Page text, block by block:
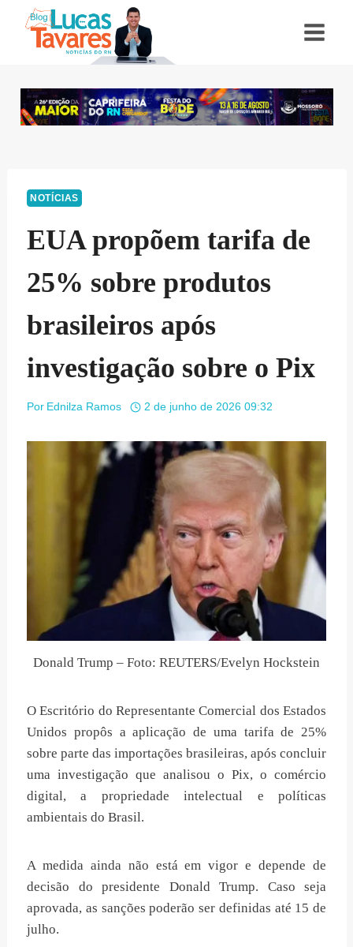
NOTÍCIAS
EUA propõem tarifa de
25% sobre produtos
brasileiros após
investigação sobre o Pix
Por Ednilza Ramos 2 de junho de 2026 09:32
Donald Trump – Foto: REUTERS/Evelyn Hockstein
O Escritório do Representante Comercial dos Estados
Unidos propôs a aplicação de uma tarifa de 25%
sobre parte das importações brasileiras, após concluir
uma investigação que analisou o Pix, o comércio
digital, a propriedade intelectual e políticas
ambientais do Brasil.
A medida ainda não está em vigor e depende de
decisão do presidente Donald Trump. Caso seja
aprovada, as sanções poderão ser definidas até 15 de
julho.